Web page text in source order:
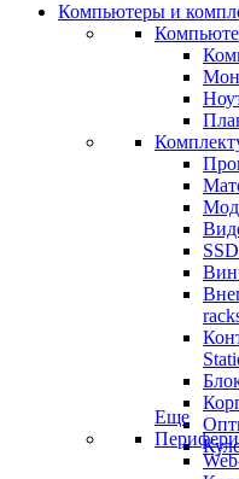
Компьютеры и
Еще